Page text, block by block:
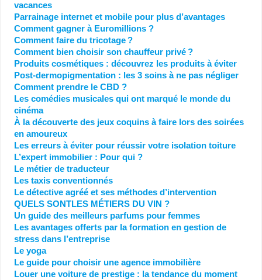
vacances
Parrainage internet et mobile pour plus d’avantages
Comment gagner à Euromillions ?
Comment faire du tricotage ?
Comment bien choisir son chauffeur privé ?
Produits cosmétiques : découvrez les produits à éviter
Post-dermopigmentation : les 3 soins à ne pas négliger
Comment prendre le CBD ?
Les comédies musicales qui ont marqué le monde du
cinéma
À la découverte des jeux coquins à faire lors des soirées
en amoureux
Les erreurs à éviter pour réussir votre isolation toiture
L’expert immobilier : Pour qui ?
Le métier de traducteur
Les taxis conventionnés
Le détective agréé et ses méthodes d’intervention
QUELS SONTLES MÉTIERS DU VIN ?
Un guide des meilleurs parfums pour femmes
Les avantages offerts par la formation en gestion de
stress dans l’entreprise
Le yoga
Le guide pour choisir une agence immobilière
Louer une voiture de prestige : la tendance du moment